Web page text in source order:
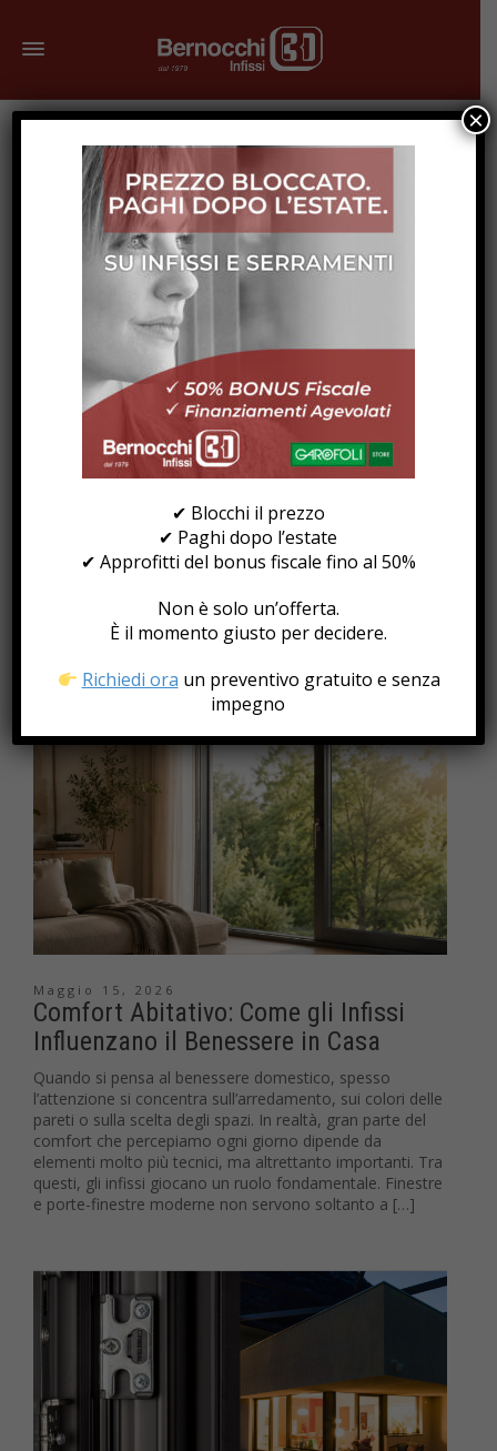
Giugno 30, 2026
Quanto Dura un Infisso? Ecco Come
Estenderne la Vita nel Tempo
Quando si sceglie un nuovo infisso, una delle domande
più frequenti è: quanto durerà nel tempo? È una
domanda più che legittima. Gli infissi rappresentano
infatti un investimento importante per la casa e
estetica per molti anni. Per questo è utile capire come
scegliere gli infissi perfetti in base […]
Maggio 15, 2026
Comfort Abitativo: Come gli Infissi
Influenzano il Benessere in Casa
Quando si pensa al benessere domestico, spesso
l’attenzione si concentra sull’arredamento, sui colori delle
pareti o sulla scelta degli spazi. In realtà, gran parte del
comfort che percepiamo ogni giorno dipende da
elementi molto più tecnici, ma altrettanto importanti. Tra
questi, gli infissi giocano un ruolo fondamentale. Finestre
e porte-finestre moderne non servono soltanto a […]
✔ Blocchi il prezzo
✔ Paghi dopo l’estate
✔ Approfitti del bonus fiscale fino al 50%
Non è solo un’offerta.
È il momento giusto per decidere.
Richiedi ora un preventivo gratuito e senza
impegno
×